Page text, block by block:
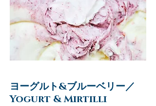
ヨーグルト&ブルーベリー／
Yogurt & Mirtilli